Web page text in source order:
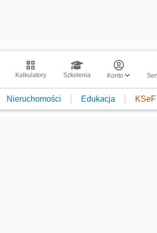
Kalkulatory Szkolenia Konto
Nieruchomości Edukacja KSeF